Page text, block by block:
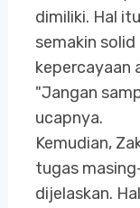
dimiliki. Hal
semakin
kepercayaan
"Jangan
ucapnya.
Kemudian,
tugas
dijelaskan.